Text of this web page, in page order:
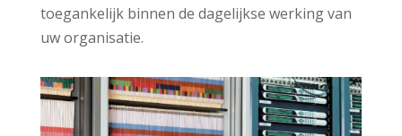
toegankelijk binnen de dagelijkse werking van
uw organisatie.